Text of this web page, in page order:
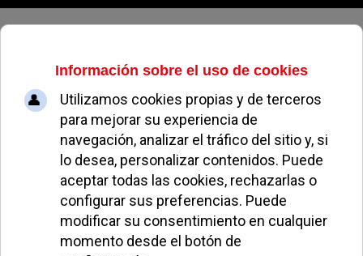
Domingo, 09 de agosto de 2026
La Colonia Los Ángeles celebra las
fiestas en honor a su patrona
MIGUEL MUÑOZ FIESTAS DE POZUELO 06 AGOSTO 2024